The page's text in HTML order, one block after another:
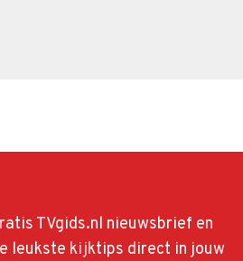
TVgids.nl nieuwsbrief en
leukste kijktips direct in jouw